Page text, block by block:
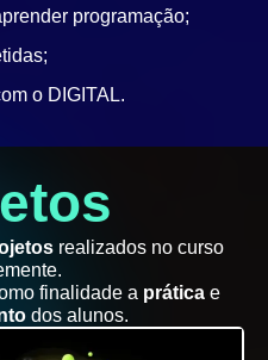
programação;
o DIGITAL.
realizados no curso
finalidade a prática e
dos alunos.